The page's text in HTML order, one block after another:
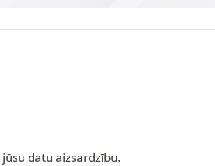
datu aizsardzību.